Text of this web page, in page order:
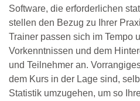
Software, die erforderlichen
stellen den Bezug zu Ihrer
Trainer passen sich im Tempo
Vorkenntnissen und dem
und Teilnehmer an.
dem Kurs in der Lage sind,
Statistik umzugehen, um so